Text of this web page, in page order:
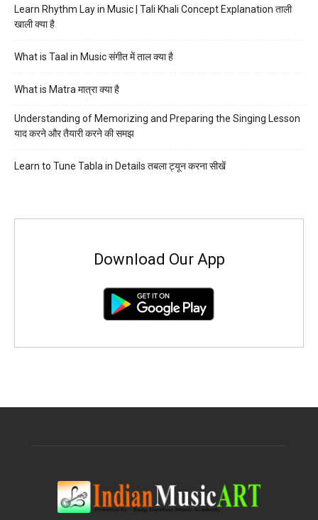
Learn Rhythm Lay in Music | Tali Khali Concept Explanation ताली
खाली क्या है
What is Taal in Music संगीत में ताल क्या है
What is Matra मात्रा क्या है
Understanding of Memorizing and Preparing the Singing Lesson
याद करने और तैयारी करने की समझ
Learn to Tune Tabla in Details तबला ट्यून करना सीखें
Download Our App